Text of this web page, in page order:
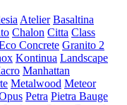
Atelier Basaltina
Chalon Citta Class
Concrete Granito 2
Kontinua Landscape
Manhattan
Metalwood Meteor
Petra Pietra Bauge